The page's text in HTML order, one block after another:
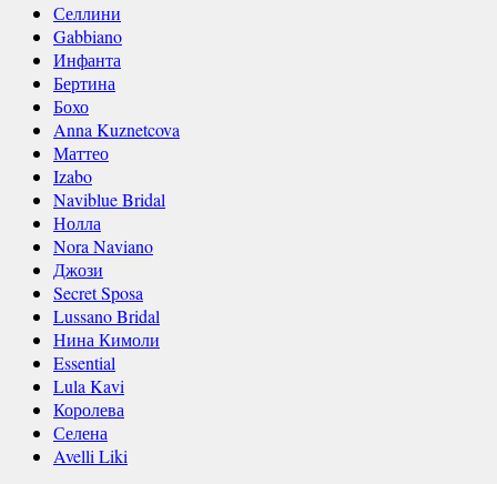
Селлини
Gabbiano
Инфанта
Бертина
Бохо
Anna Kuznetcova
Маттео
Izabo
Naviblue Bridal
Нолла
Nora Naviano
Джози
Secret Sposa
Lussano Bridal
Нина Кимоли
Essential
Lula Kavi
Королева
Селена
Avelli Liki